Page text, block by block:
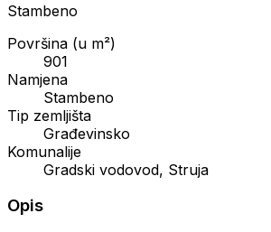
Stambeno
Površina (u m²)
901
Namjena
Stambeno
Tip zemljišta
Građevinsko
Komunalije
Gradski vodovod, Struja
Opis